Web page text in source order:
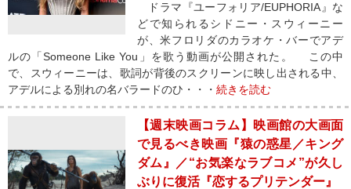
ドラマ『ユーフォリア/EUPHORIA』な
どで知られるシドニー・スウィーニー
が、米フロリダのカラオケ・バーでアデ
ルの「Someone Like You」を歌う動画が公開された。 この中
で、スウィーニーは、歌詞が背後のスクリーンに映し出される中、
アデルによる別れの名バラードのひ・・・ 続きを読む
【週末映画コラム】映画館の大画面
で見るべき映画『猿の惑星／キング
ダム』／“お気楽なラブコメ”が久し
ぶりに復活『恋するプリテンダー』